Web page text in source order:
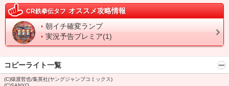
CR鉄拳伝タフ オススメ攻略情報
朝イチ確変ランプ
実況予告プレミア(1)
コピーライト一覧
(C)猿渡哲也/集英社(ヤングジャンプコミックス)